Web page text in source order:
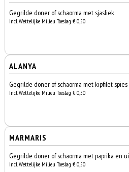
Gegrilde doner of schaorma met sjasliek
Incl. Wettelijke Milieu Toeslag € 0,50
ALANYA
Gegrilde doner of schaorma met kipfilet spies
Incl. Wettelijke Milieu Toeslag € 0,50
MARMARIS
Gegrilde doner of schaorma met paprika en ui
Incl. Wettelijke Milieu Toeslag € 0,50